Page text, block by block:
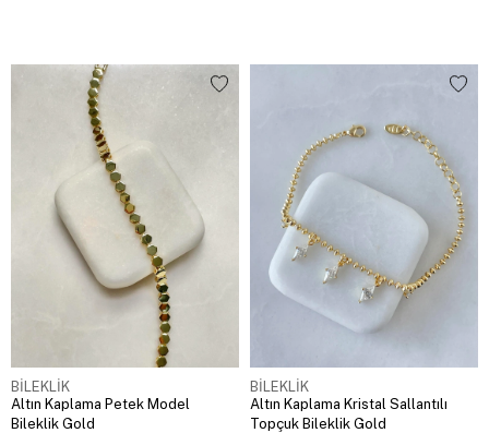
BİLEKLİK
Altın Kaplama Petek Model
Bileklik Gold
BİLEKLİK
Altın Kaplama Kristal Sallantılı
Topçuk Bileklik Gold